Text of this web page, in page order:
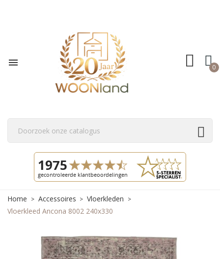
 0
Home Accessoires
Vloerkleden
Vloerkleed Ancona 8002 240x330